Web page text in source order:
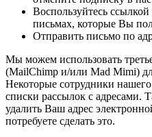
Воспользуйтесь
письмах, которые Вы
Отправить письмо по
Мы можем использовать
(MailChimp и/или Mad Mimi)
Некоторые сотрудники
списки рассылок с адресами.
удалить Ваш адрес
потребуете сделать это.